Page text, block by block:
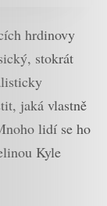
hrdinovy
stokrát
jaká vlastně
lidí se ho
Kyle